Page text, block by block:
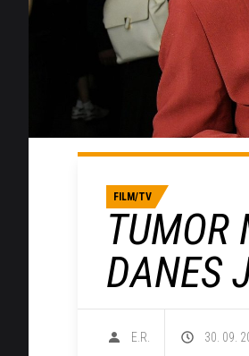
FILM/TV
TUMOR
DANES
E.R. 30. 09.